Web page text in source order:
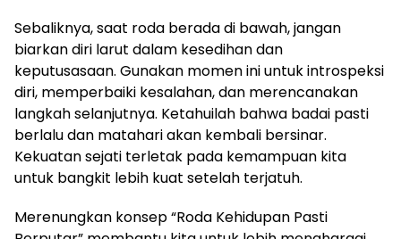
Sebaliknya, saat roda berada di bawah, jangan
biarkan diri larut dalam kesedihan dan
keputusasaan. Gunakan momen ini untuk introspeksi
diri, memperbaiki kesalahan, dan merencanakan
langkah selanjutnya. Ketahuilah bahwa badai pasti
berlalu dan matahari akan kembali bersinar.
Kekuatan sejati terletak pada kemampuan kita
untuk bangkit lebih kuat setelah terjatuh.
Merenungkan konsep “Roda Kehidupan Pasti